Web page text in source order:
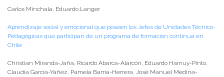
Carlos Minchala, Eduardo Langer
Aprendizaje social y emocional que poseen los Jefes de Unidades Técnico-
Pedagógicas que participan de un programa de formación continua en
Chile
Christian Miranda-Jaña, Ricardo Abarca-Alarcón, Eduardo Hamuy-Pinto,
Claudia García-Yáñez, Pamela Barría-Herrera, José Manuel Medina-